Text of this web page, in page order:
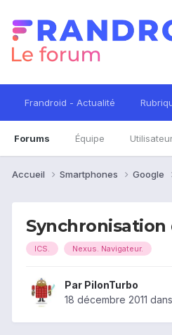
Frandroid - Actualité
Forums Équipe
Accueil Smartphones Google
Synchronisation
ICS. Nexus. Navigateur.
Par PilonTurbo
18 décembre 2011 dans